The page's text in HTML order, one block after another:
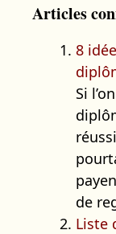
Articles
8
Si
de
Liste